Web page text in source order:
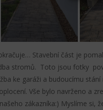
Stavební část je
stromů. Toto jsou fotky
ke garáži a budoucímu
Vše bylo navrženo a
zákazníka:) Myslíme si,